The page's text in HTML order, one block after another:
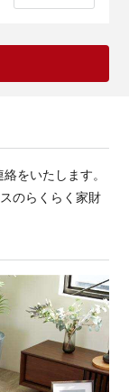
をいたします。
のらくらく家財